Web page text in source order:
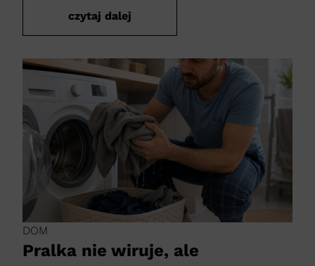
czytaj dalej
DOM
Pralka nie wiruje, ale